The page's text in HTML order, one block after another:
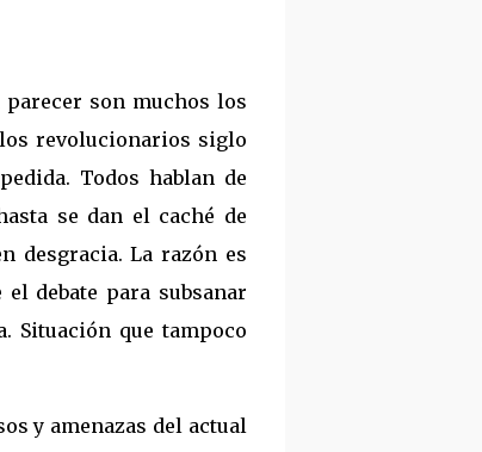
son muchos los
revolucionarios siglo
Todos hablan de
se dan el caché de
desgracia. La razón es
debate para subsanar
Situación que tampoco
y amenazas del actual